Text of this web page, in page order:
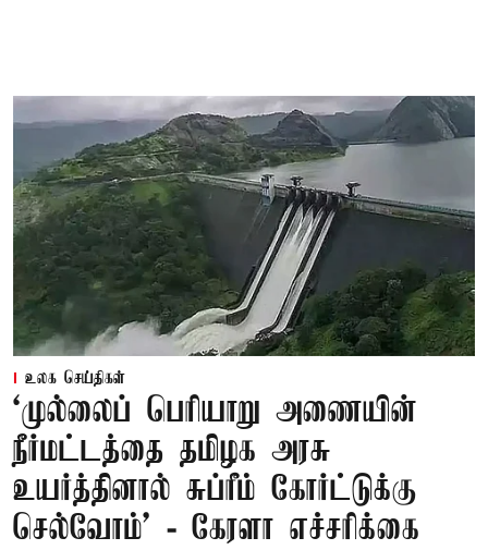
உலக செய்திகள்
‘முல்லைப் பெரியாறு அணையின்
நீர்மட்டத்தை தமிழக அரசு
உயர்த்தினால் சுப்ரீம் கோர்ட்டுக்கு
செல்வோம்' - கேரளா எச்சரிக்கை